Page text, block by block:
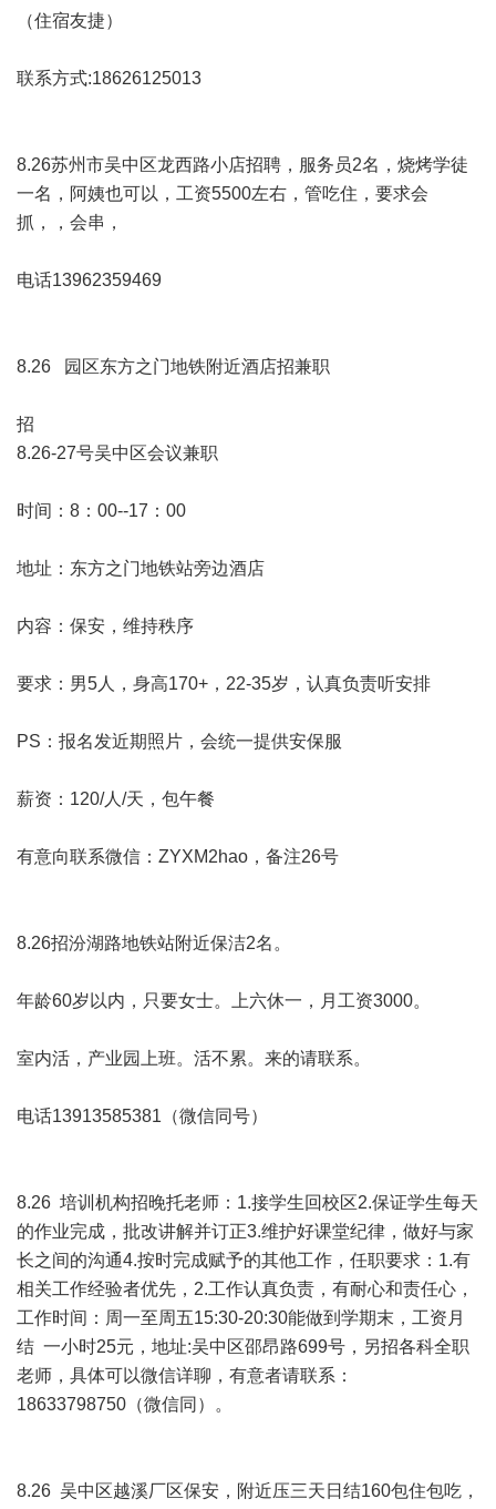
（住宿友捷）
联系方式:18626125013
8.26苏州市吴中区龙西路小店招聘，服务员2名，烧烤学徒
一名，阿姨也可以，工资5500左右，管吃住，要求会
抓，，会串，
电话13962359469
8.26 园区东方之门地铁附近酒店招兼职
招
8.26-27号吴中区会议兼职
时间：8：00--17：00
地址：东方之门地铁站旁边酒店
内容：保安，维持秩序
要求：男5人，身高170+，22-35岁，认真负责听安排
PS：报名发近期照片，会统一提供安保服
薪资：120/人/天，包午餐
有意向联系微信：ZYXM2hao，备注26号
8.26招汾湖路地铁站附近保洁2名。
年龄60岁以内，只要女士。上六休一，月工资3000。
室内活，产业园上班。活不累。来的请联系。
电话13913585381（微信同号）
8.26 培训机构招晚托老师：1.接学生回校区2.保证学生每天
的作业完成，批改讲解并订正3.维护好课堂纪律，做好与家
长之间的沟通4.按时完成赋予的其他工作，任职要求：1.有
相关工作经验者优先，2.工作认真负责，有耐心和责任心，
工作时间：周一至周五15:30-20:30能做到学期末，工资月
结 一小时25元，地址:吴中区邵昂路699号，另招各科全职
老师，具体可以微信详聊，有意者请联系：
18633798750（微信同）。
8.26 吴中区越溪厂区保安，附近压三天日结160包住包吃，